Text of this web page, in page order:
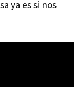
ya es si nos